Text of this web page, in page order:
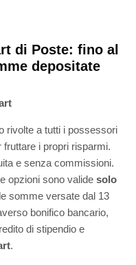
di Poste: fino al
depositate
rivolte a tutti i possessori
fruttare i propri risparmi.
e senza commissioni.
opzioni sono valide solo
somme versate dal 13
bonifico bancario,
di stipendio e
.